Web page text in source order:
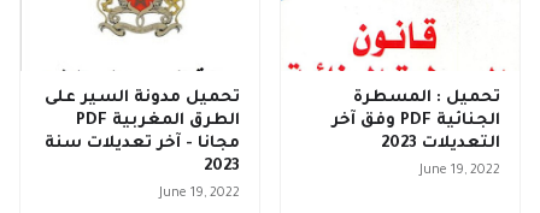
تحميل : المسطرة
الجنائية PDF وفق آخر
التعديلات 2023
June 19, 2022
تحميل مدونة السير على
الطرق المغربية PDF
مجانا - آخر تعديلات سنة
2023
June 19, 2022